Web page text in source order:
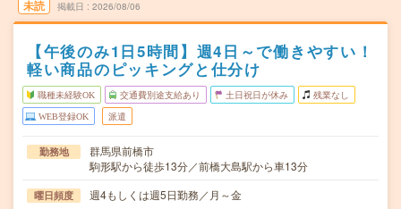
未読 掲載日 2026/08/06
【午後のみ1日5時間】週4日～で働きやすい！
軽い商品のピッキングと仕分け
職種未経験OK 交通費別途支給あり 土日祝日が休み 残業なし
WEB登録OK 派遣
勤務地
群馬県前橋市
駒形駅から徒歩13分／前橋大島駅から車13分
曜日頻度 週4もしくは週5日勤務／月～金